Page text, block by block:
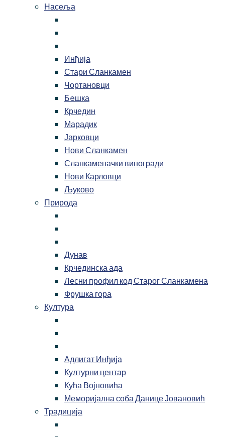
Насеља
Инђија
Стари Сланкамен
Чортановци
Бeшка
Крчедин
Марадик
Јарковци
Нови Сланкамен
Сланкаменачки виногради
Нови Карловци
Љуково
Природа
Дунав
Крчединска ада
Лесни профил код Старог Сланкамена
Фрушка гора
Култура
Адлигат Инђија
Културни центар
Кућа Војновића
Меморијална соба Данице Јовановић
Традиција